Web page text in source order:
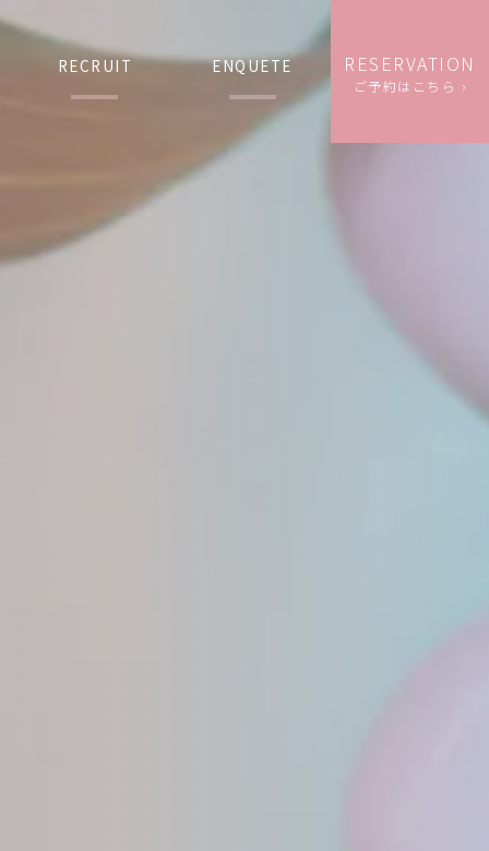
RECRUIT ENQUETE RESERVATION
ご予約はこちら ›